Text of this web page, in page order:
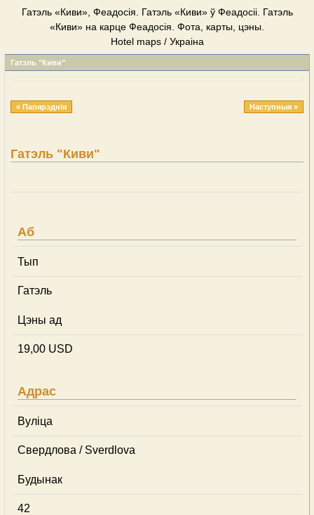
Гатэль «Киви», Феадосія. Гатэль «Киви» ў Феадосіі. Гатэль
«Киви» на карце Феадосія. Фота, карты, цэны.
Hotel maps / Украіна
Гатэль "Киви"
« Папярэднія Наступныя »
Гатэль "Киви"
Аб
Тып
Гатэль
Цэны ад
19,00 USD
Адрас
Вуліца
Свердлова / Sverdlova
Будынак
42